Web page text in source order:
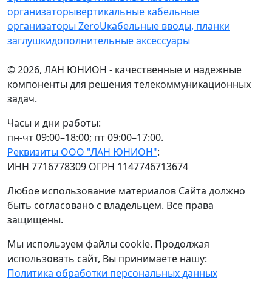
организаторывертикальные кабельные
организаторы ZeroUкабельные вводы, планки
заглушкидополнительные аксессуары
© 2026, ЛАН ЮНИОН - качественные и надежные
компоненты для решения телекоммуникационных
задач.
Часы и дни работы:
пн-чт 09:00–18:00; пт 09:00–17:00.
Реквизиты ООО "ЛАН ЮНИОН":
ИНН 7716778309 ОГРН 1147746713674
Любое использование материалов Сайта должно
быть согласовано с владельцем. Все права
защищены.
Мы используем файлы cookie. Продолжая
использовать сайт, Вы принимаете нашу:
Политика обработки персональных данных